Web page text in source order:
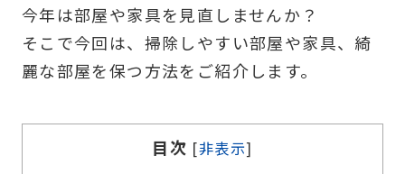
今年は部屋や家具を見直しませんか？
そこで今回は、掃除しやすい部屋や家具、綺
麗な部屋を保つ方法をご紹介します。
目次 [非表示]